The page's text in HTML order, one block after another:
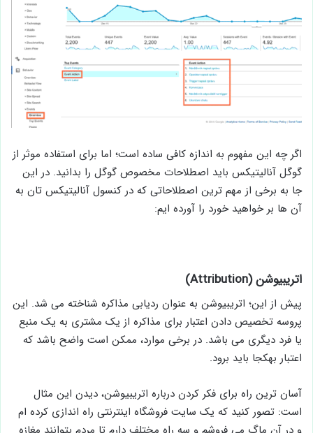
اگر چه این مفهوم به اندازه کافی ساده است؛ اما برای استفاده موثر از
گوگل آنالیتیکس باید اصطلاحات مخصوص گوگل را بدانید. در این
جا به برخی از مهم ­ترین اصطلاحاتی که در کنسول آنالیتیکس تان به
آن ­ها بر خواهید خورد را آورده ­ایم:
اتریبیوشن (Attribution)
پیش از این؛ اتریبیوشن به ­عنوان ردیابی مذاکره شناخته می ­شد. این
پروسه تخصیص دادن اعتبار برای مذاکره از یک مشتری به یک منبع
یا فرد دیگری می ­باشد. در برخی موارد، ممکن است واضح باشد که
اعتبار به­کجا باید برود.
آسان ­ترین راه برای فکر کردن درباره اتریبیوشن، دیدن این مثال
است: تصور کنید که یک سایت فروشگاه اینترنتی راه­ اندازی کرده ­ام